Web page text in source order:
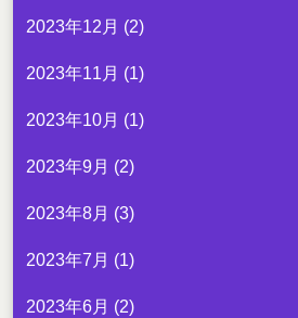
2023年12月 (2)
2023年11月 (1)
2023年10月 (1)
2023年9月 (2)
2023年8月 (3)
2023年7月 (1)
2023年6月 (2)